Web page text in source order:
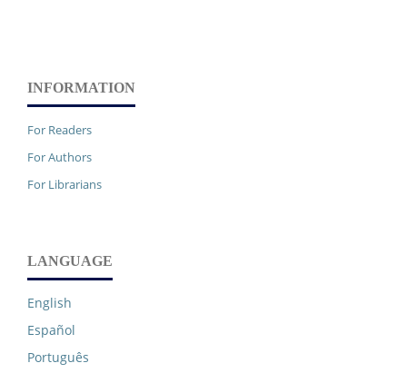
INFORMATION
For Readers
For Authors
For Librarians
LANGUAGE
English
Español
Português